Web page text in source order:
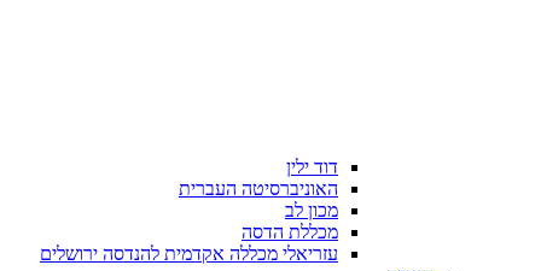
דוד ילין
האוניברסיטה העברית
מכון לב
מכללת הדסה
עזריאלי מכללה אקדמית להנדסה ירושלים